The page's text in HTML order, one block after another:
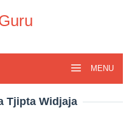
MENU
Tjipta Widjaja